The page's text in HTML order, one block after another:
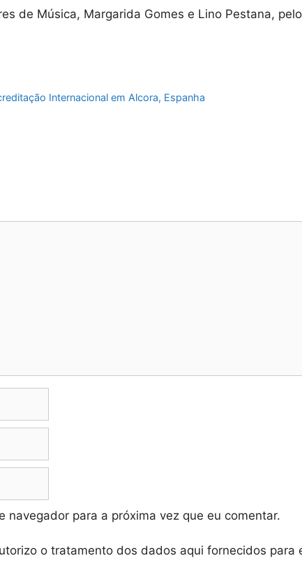
de Música, Margarida Gomes e Lino Pestana,
Internacional em Alcora, Espanha
navegador para a próxima vez que eu comentar.
o tratamento dos dados aqui fornecidos